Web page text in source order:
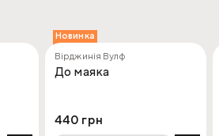
Новинка
Вірджинія Вулф
До маяка
440 грн